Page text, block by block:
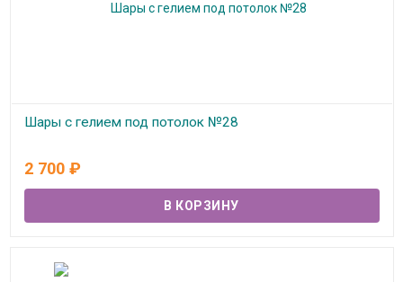
Шары с гелием под потолок №28
2 700 ₽